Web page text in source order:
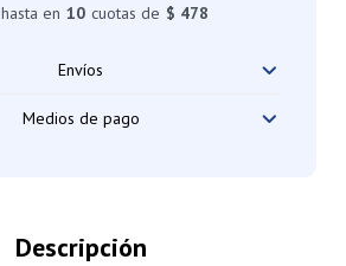
hasta en 10 cuotas de $ 478
Envíos
Medios de pago
Descripción